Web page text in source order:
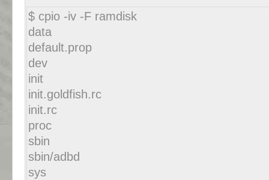
$ cpio -iv -F ramdisk
data
default.prop
dev
init
init.goldfish.rc
init.rc
proc
sbin
sbin/adbd
sys